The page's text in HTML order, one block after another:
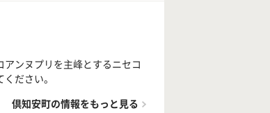
ンヌプリを主峰とするニセコ
ださい。
倶知安町の情報をもっと見る